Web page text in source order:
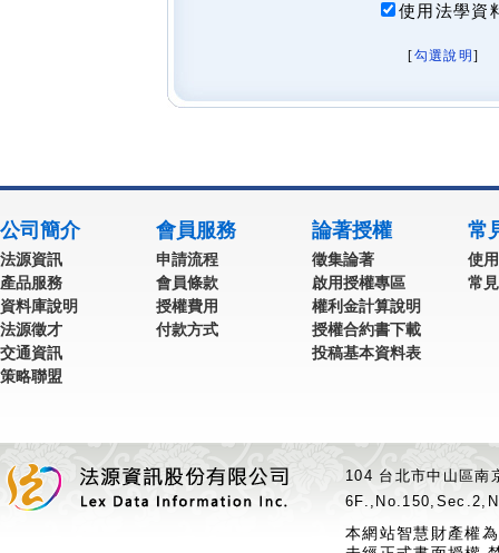
使用法學資
[勾選說明 ]
公司簡介
法源資訊
產品服務
資料庫說明
法源徵才
交通資訊
策略聯盟
會員服務
申請流程
會員條款
授權費用
付款方式
論著授權
徵集論著
啟用授權專區
權利金計算說明
授權合約書下載
投稿基本資料表
常
使
常
104 台北市中山區
本網站智慧財產權